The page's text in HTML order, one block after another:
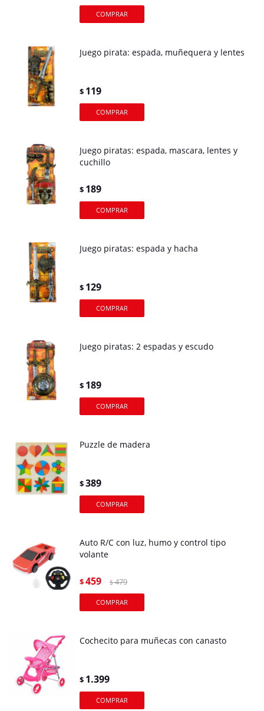
Juego pirata: espada, muñequera y lentes
$ 119
Juego piratas: espada, mascara, lentes y
cuchillo
$ 189
Juego piratas: espada y hacha
$ 129
Juego piratas: 2 espadas y escudo
$ 189
Puzzle de madera
$389
Auto R/C con luz, humo y control tipo
volante
$459 $ 479
Cochecito para muñecas con canasto
$ 1.399